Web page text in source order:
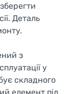
Деталь
з
у
складного